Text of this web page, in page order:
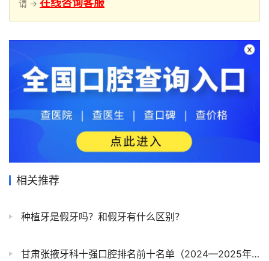
请 → 在线咨询客服
相关推荐
种植牙是假牙吗？和假牙有什么区别？
甘肃张掖牙科十强口腔排名前十名单（2024—2025年）